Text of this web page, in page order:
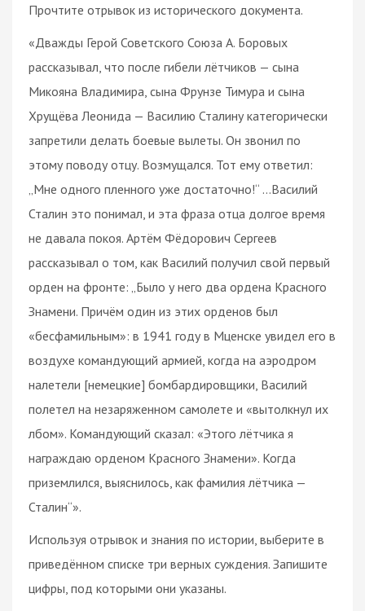
Прочтите отрывок из исторического документа.
«Дважды Герой Советского Союза А. Боровых
рассказывал, что после гибели лётчиков — сына
Микояна Владимира, сына Фрунзе Тимура и сына
Хрущёва Леонида — Василию Сталину категорически
запретили делать боевые вылеты. Он звонил по
этому поводу отцу. Возмущался. Тот ему ответил:
„Мне одного пленного уже достаточно!“ …Василий
Сталин это понимал, и эта фраза отца долгое время
не давала покоя. Артём Фёдорович Сергеев
рассказывал о том, как Василий получил свой первый
орден на фронте: „Было у него два ордена Красного
Знамени. Причём один из этих орденов был
«бесфамильным»: в 1941 году в Мценске увидел его в
воздухе командующий армией, когда на аэродром
налетели [немецкие] бомбардировщики, Василий
полетел на незаряженном самолете и «вытолкнул их
лбом». Командующий сказал: «Этого лётчика я
награждаю орденом Красного Знамени». Когда
приземлился, выяснилось, как фамилия лётчика —
Сталин“».
Используя отрывок и знания по истории, выберите в
приведённом списке три верных суждения. Запишите
цифры, под которыми они указаны.